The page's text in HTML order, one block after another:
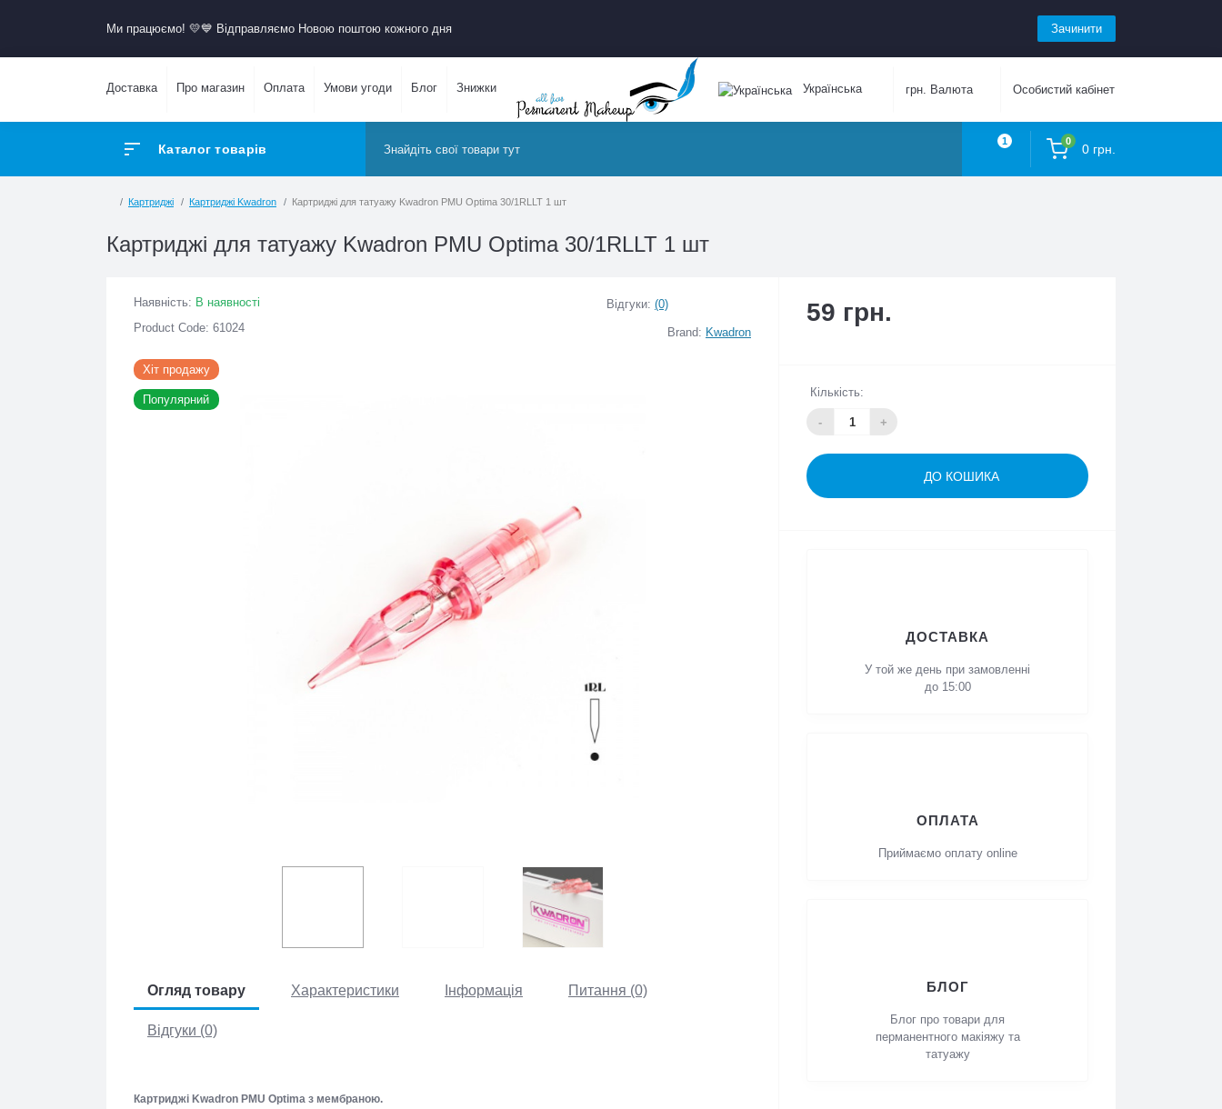
Ми працюємо! 💛​💙 Відправляємо Новою поштою кожного дня Зачинити
Доставка Про магазин Оплата Умови угоди Блог Знижки Українська грн.Валюта Особистий кабінет
Каталог товарів 1 0 0 грн.
Картриджі Картриджі Kwadron Картриджі для татуажу Kwadron PMU Optima 30/1RLLT 1 шт
Картриджі для татуажу Kwadron PMU Optima 30/1RLLT 1 шт
Наявність: В наявності
Product Code: 61024
Відгуки: (0)
Brand: Kwadron
Хіт продажу
Популярний
Огляд товару Характеристики Інформація
Питання (0)
Відгуки (0)
Картриджі Kwadron PMU Optima з мембраною.
59 грн.
Кількість:
-
+
ДО КОШИКА
ДОСТАВКА
У той же день при
замовленні до 15:00
ОПЛАТА
Приймаємо оплату online
БЛОГ
Блог про товари для
перманентного макіяжу та
татуажу